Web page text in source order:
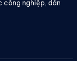
công nghiệp, dân